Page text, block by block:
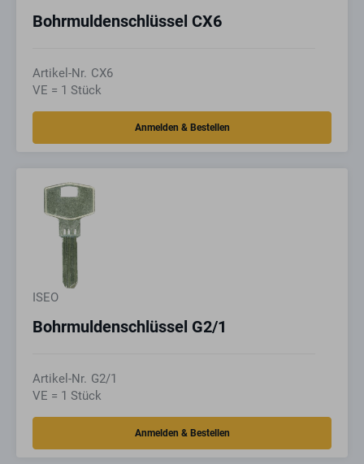
Bohrmuldenschlüssel CX6
Artikel-Nr. CX6
VE = 1 Stück
ISEO
Bohrmuldenschlüssel G2/1
Artikel-Nr. G2/1
VE = 1 Stück